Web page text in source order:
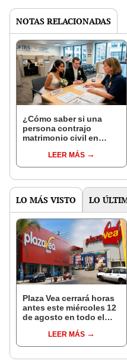
NOTAS RELACIONADAS
¿Cómo saber si una
persona contrajo
matrimonio civil en
LEER MÁS
LO MÁS VISTO LO
Plaza Vea cerrará horas
antes este miércoles 12
de agosto en todo el
hasta las 7 p.m.
LEER MÁS